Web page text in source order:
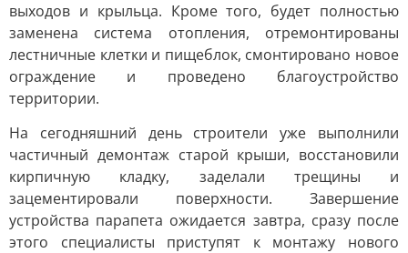
выходов и крыльца. Кроме того, будет полностью
заменена система отопления, отремонтированы
лестничные клетки и пищеблок, смонтировано новое
ограждение и проведено благоустройство
территории.
На сегодняшний день строители уже выполнили
частичный демонтаж старой крыши, восстановили
кирпичную кладку, заделали трещины и
зацементировали поверхности. Завершение
устройства парапета ожидается завтра, сразу после
этого специалисты приступят к монтажу нового